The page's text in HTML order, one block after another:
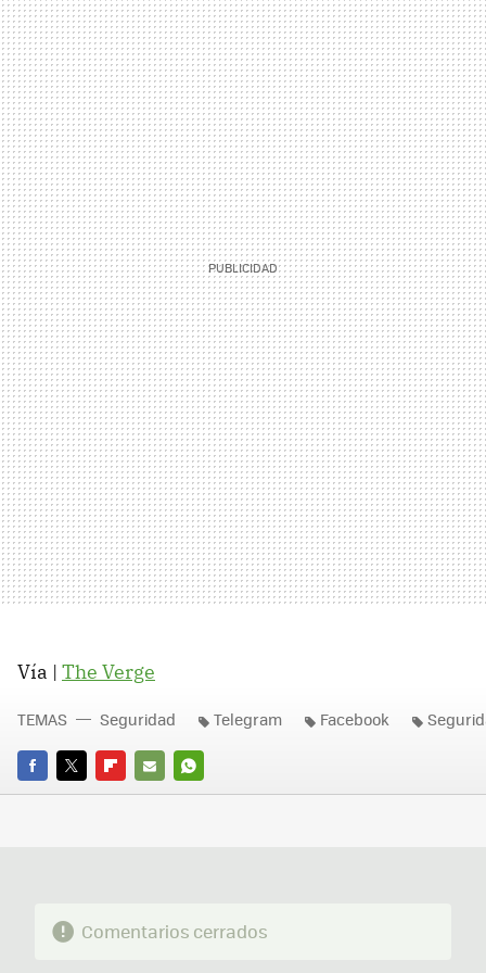
Vía | The Verge
FACEBOOK
TWITTERFLIPBOARD
E-
WHATSAPP
TEMAS Seguridad Telegram Facebook
Comentarios cerrados